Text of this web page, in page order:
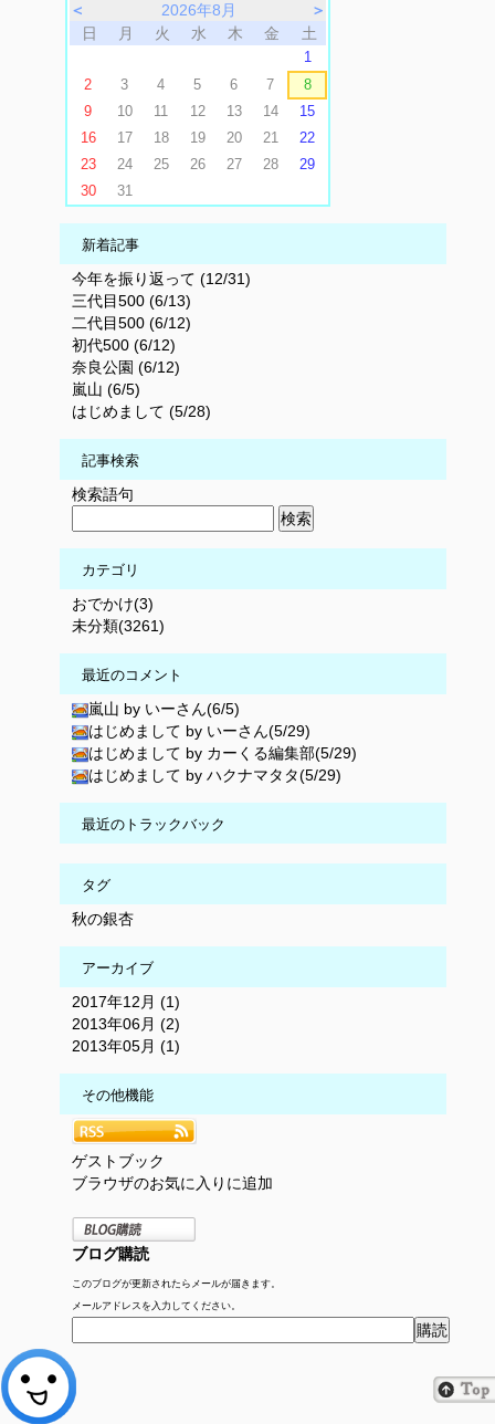
＜ 2026年8月
＞
日
月 火 水 木 金 土
1
2
3 4 5 6 7
8
9
10 11 12 13 14
15
16
17 18 19 20 21
22
23
24 25 26 27 28
29
30
31
新着記事
今年を振り返って (12/31)
三代目500 (6/13)
二代目500 (6/12)
初代500 (6/12)
奈良公園 (6/12)
嵐山 (6/5)
はじめまして (5/28)
記事検索
検索語句
カテゴリ
おでかけ(3)
未分類(3261)
最近のコメント
嵐山 by いーさん(6/5)
はじめまして by いーさん(5/29)
はじめまして by カーくる編集部(5/29)
はじめまして by ハクナマタタ(5/29)
最近のトラックバック
タグ
秋の銀杏
アーカイブ
2017年12月 (1)
2013年06月 (2)
2013年05月 (1)
その他機能
ゲストブック
ブラウザのお気に入りに追加
ブログ購読
このブログが更新されたらメールが届きます。
メールアドレスを入力してください。